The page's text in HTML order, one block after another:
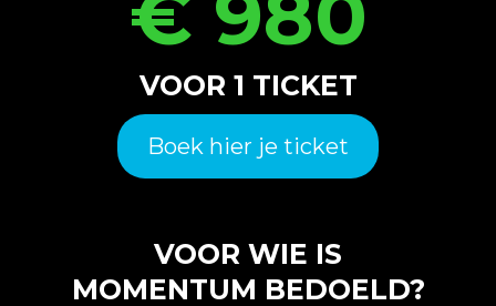
VOOR 1 TICKET
Boek hier je ticket
VOOR WIE IS
MOMENTUM BEDOELD?